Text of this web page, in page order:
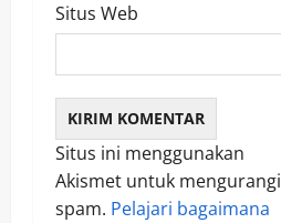
Situs Web
Situs ini menggunakan
Akismet untuk mengurangi
spam. Pelajari bagaimana